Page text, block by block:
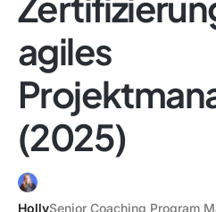
agiles
(2025)
HollySenior Coaching Program